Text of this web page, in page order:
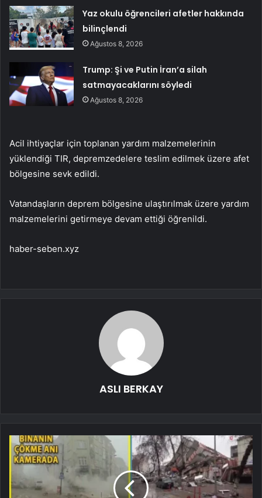
Yaz okulu öğrencileri afetler hakkında
bilinçlendi
Ağustos 8, 2026
Trump: Şi ve Putin İran’a silah
satmayacaklarını söyledi
Ağustos 8, 2026
Acil ihtiyaçlar için toplanan yardım malzemelerinin
yüklendiği TIR, depremzedelere teslim edilmek üzere afet
bölgesine sevk edildi.
Vatandaşların deprem bölgesine ulaştırılmak üzere yardım
malzemelerini getirmeye devam ettiği öğrenildi.
haber-seben.xyz
ASLI BERKAY